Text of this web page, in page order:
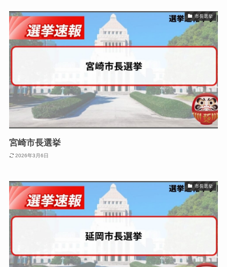
市長選挙
宮崎市長選挙
2026年3月6日
市長選挙